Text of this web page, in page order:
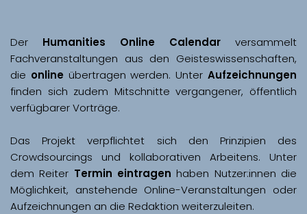
Der Humanities Online Calendar versammelt
Fachveranstaltungen aus den Geisteswissenschaften,
die online übertragen werden. Unter Aufzeichnungen
finden sich zudem Mitschnitte vergangener, öffentlich
Das Projekt verpflichtet sich den Prinzipien des
Crowdsourcings und kollaborativen Arbeitens. Unter
dem Reiter Termin eintragen haben Nutzer:innen die
Möglichkeit, anstehende Online-Veranstaltungen oder
Aufzeichnungen an die Redaktion weiterzuleiten.